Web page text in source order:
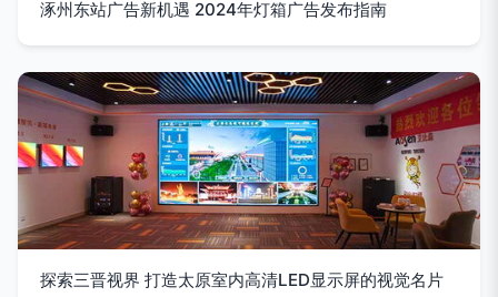
涿州东站广告新机遇 2024年灯箱广告发布指南
探索三晋视界 打造太原室内高清LED显示屏的视觉名片